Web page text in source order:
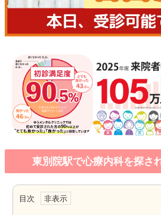
東別院駅で心療内科を探さ
目次